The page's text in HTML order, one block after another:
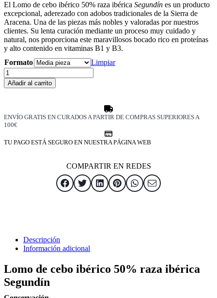
El Lomo de cebo ibérico 50% raza ibérica Segundín es un producto
excepcional, aderezado con adobos tradicionales de la Sierra de
Aracena. Una de las piezas más nobles y valoradas por nuestros
clientes. Su lenta curación mediante un proceso muy cuidado y
natural, nos proporciona este maravillosos bocado rico en proteínas
y alto contenido en vitaminas B1 y B3.
Formato
Limpiar
Lomo
de
cebo
raza
ibérica
Añadir al carrito
ENVÍO GRATIS EN CURADOS A PARTIR DE COMPRAS SUPERIORES A
100€
TU PAGO ESTÁ SEGURO EN NUESTRA PÁGINA WEB
COMPARTIR EN REDES
Descripción
Información adicional
Lomo de cebo ibérico 50% raza ibérica
Segundín